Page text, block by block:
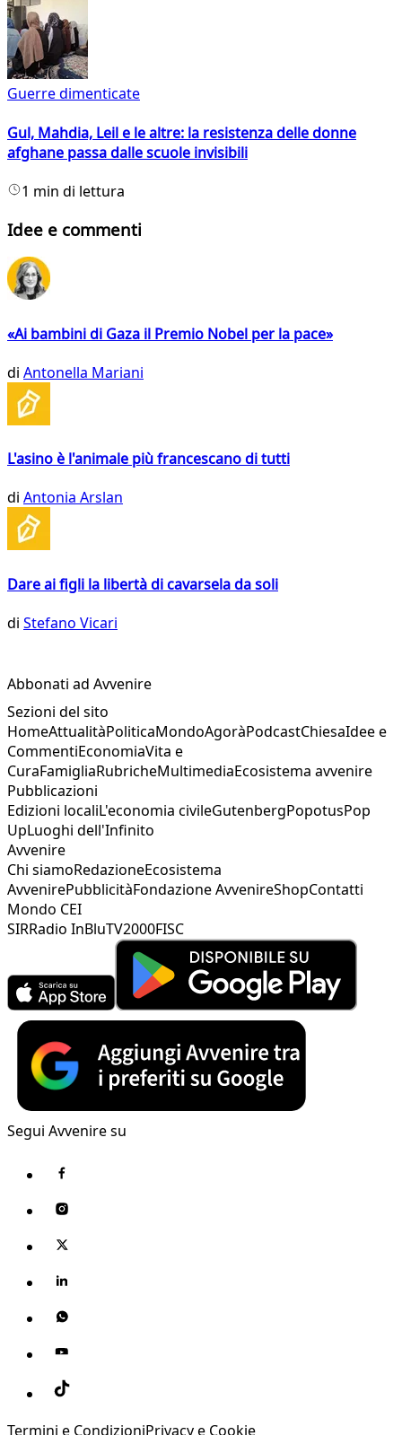
Guerre dimenticate
Gul, Mahdia, Leil e le altre: la resistenza delle donne
afghane passa dalle scuole invisibili
1 min di lettura
Idee e commenti
«Ai bambini di Gaza il Premio Nobel per la pace»
di Antonella Mariani
L'asino è l'animale più francescano di tutti
di Antonia Arslan
Dare ai figli la libertà di cavarsela da soli
di Stefano Vicari
Abbonati ad Avvenire
Sezioni del sito
HomeAttualitàPoliticaMondoAgoràPodcastChiesaIdee e
CommentiEconomiaVita e
CuraFamigliaRubricheMultimediaEcosistema avvenire
Pubblicazioni
Edizioni localiL'economia civileGutenbergPopotusPop
UpLuoghi dell'Infinito
Avvenire
Chi siamoRedazioneEcosistema
AvvenirePubblicitàFondazione AvvenireShopContatti
Mondo CEI
SIRRadio InBluTV2000FISC
Segui Avvenire su
Termini e CondizioniPrivacy e Cookie